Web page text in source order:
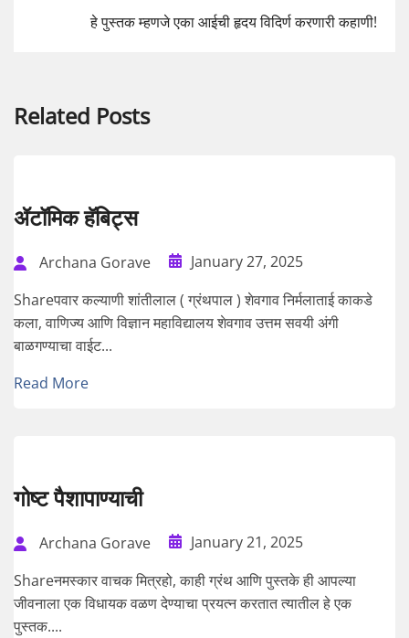
हे पुस्तक म्हणजे एका आईची हृदय विदिर्ण करणारी कहाणी!
Related Posts
ॲटॉमिक हॅबिट्स
Archana Gorave
January 27, 2025
Shareपवार कल्याणी शांतीलाल ( ग्रंथपाल ) शेवगाव निर्मलाताई काकडे
कला, वाणिज्य आणि विज्ञान महाविद्यालय शेवगाव उत्तम सवयी अंगी
बाळगण्याचा वाईट...
Read More
गोष्ट पैशापाण्याची
Archana Gorave
January 21, 2025
Shareनमस्कार वाचक मित्रहो, काही ग्रंथ आणि पुस्तके ही आपल्या
जीवनाला एक विधायक वळण देण्याचा प्रयत्न करतात त्यातील हे एक
पुस्तक....